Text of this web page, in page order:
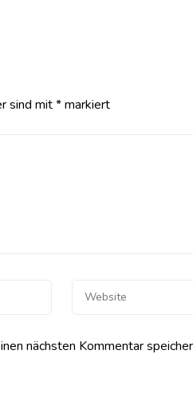
sind mit*markiert
nächsten Kommentar